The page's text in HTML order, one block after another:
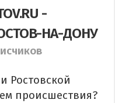
-
НА-ДОНУ
Ростовской
происшествия?